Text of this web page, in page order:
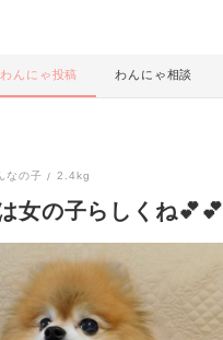
わんにゃ投稿 わんにゃ相談
なの子 2.4kg
女の子らしくね💕💕